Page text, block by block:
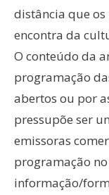
distância que os
encontra da
O conteúdo da
programação
abertos ou por
pressupõe ser
emissoras
programação
informação/